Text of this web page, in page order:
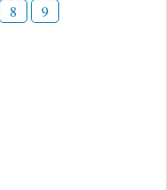
8 9